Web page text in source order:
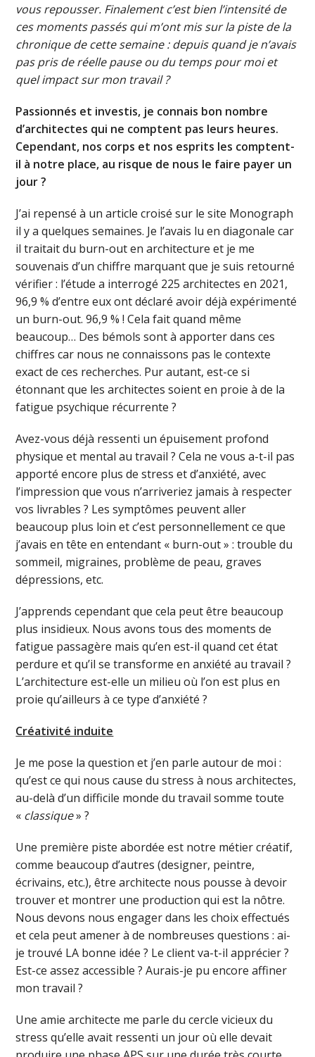
vous repousser. Finalement c’est bien l’intensité de
ces moments passés qui m’ont mis sur la piste de la
chronique de cette semaine : depuis quand je n’avais
pas pris de réelle pause ou du temps pour moi et
quel impact sur mon travail ?
Passionnés et investis, je connais bon nombre
d’architectes qui ne comptent pas leurs heures.
Cependant, nos corps et nos esprits les comptent-
il à notre place, au risque de nous le faire payer un
jour ?
J’ai repensé à un article croisé sur le site Monograph
il y a quelques semaines. Je l’avais lu en diagonale car
il traitait du burn-out en architecture et je me
souvenais d’un chiffre marquant que je suis retourné
vérifier : l’étude a interrogé 225 architectes en 2021,
96,9 % d’entre eux ont déclaré avoir déjà expérimenté
un burn-out. 96,9 % ! Cela fait quand même
beaucoup… Des bémols sont à apporter dans ces
chiffres car nous ne connaissons pas le contexte
exact de ces recherches. Pur autant, est-ce si
étonnant que les architectes soient en proie à de la
fatigue psychique récurrente ?
Avez-vous déjà ressenti un épuisement profond
physique et mental au travail ? Cela ne vous a-t-il pas
apporté encore plus de stress et d’anxiété, avec
l’impression que vous n’arriveriez jamais à respecter
vos livrables ? Les symptômes peuvent aller
beaucoup plus loin et c’est personnellement ce que
j’avais en tête en entendant « burn-out » : trouble du
sommeil, migraines, problème de peau, graves
dépressions, etc.
J’apprends cependant que cela peut être beaucoup
plus insidieux. Nous avons tous des moments de
fatigue passagère mais qu’en est-il quand cet état
perdure et qu’il se transforme en anxiété au travail ?
L’architecture est-elle un milieu où l’on est plus en
proie qu’ailleurs à ce type d’anxiété ?
Créativité induite
Je me pose la question et j’en parle autour de moi :
qu’est ce qui nous cause du stress à nous architectes,
au-delà d’un difficile monde du travail somme toute
« classique» ?
Une première piste abordée est notre métier créatif,
comme beaucoup d’autres (designer, peintre,
écrivains, etc.), être architecte nous pousse à devoir
trouver et montrer une production qui est la nôtre.
Nous devons nous engager dans les choix effectués
et cela peut amener à de nombreuses questions : ai-
je trouvé LA bonne idée ? Le client va-t-il apprécier ?
Est-ce assez accessible ? Aurais-je pu encore affiner
mon travail ?
Une amie architecte me parle du cercle vicieux du
stress qu’elle avait ressenti un jour où elle devait